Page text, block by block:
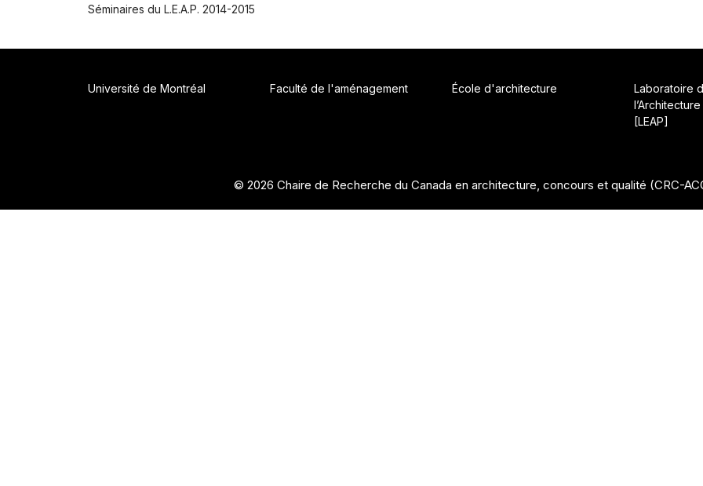
Séminaires du L.E.A.P. 2014-2015
Université de Montréal Faculté de l'aménagement École d'architecture
Laboratoire
[LEAP]
© 2026 Chaire de Recherche du Canada en architecture, concours et qualité (CRC-